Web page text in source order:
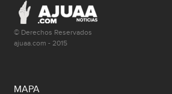
© Derechos Reservados
ajuaa.com - 2015
MAPA